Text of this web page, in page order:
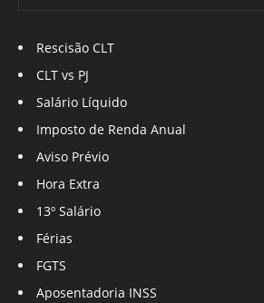
Rescisão CLT
CLT vs PJ
Salário Líquido
Imposto de Renda Anual
Aviso Prévio
Hora Extra
13º Salário
Férias
FGTS
Aposentadoria INSS